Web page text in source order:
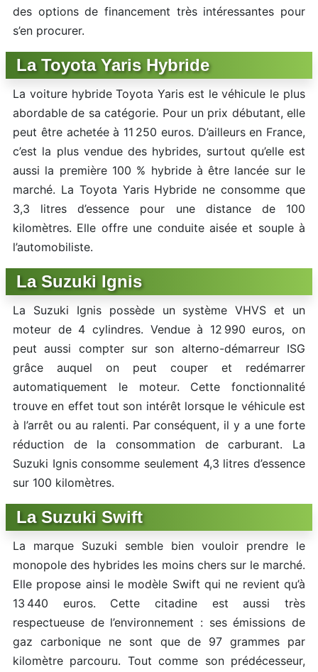
des options de financement très intéressantes pour
s’en procurer.
La Toyota Yaris Hybride
La voiture hybride Toyota Yaris est le véhicule le plus
abordable de sa catégorie. Pour un prix débutant, elle
peut être achetée à 11 250 euros. D’ailleurs en France,
c’est la plus vendue des hybrides, surtout qu’elle est
aussi la première 100 % hybride à être lancée sur le
marché. La Toyota Yaris Hybride ne consomme que
3,3 litres d’essence pour une distance de 100
kilomètres. Elle offre une conduite aisée et souple à
l’automobiliste.
La Suzuki Ignis
La Suzuki Ignis possède un système VHVS et un
moteur de 4 cylindres. Vendue à 12 990 euros, on
peut aussi compter sur son alterno-démarreur ISG
grâce auquel on peut couper et redémarrer
automatiquement le moteur. Cette fonctionnalité
trouve en effet tout son intérêt lorsque le véhicule est
à l’arrêt ou au ralenti. Par conséquent, il y a une forte
réduction de la consommation de carburant. La
Suzuki Ignis consomme seulement 4,3 litres d’essence
sur 100 kilomètres.
La Suzuki Swift
La marque Suzuki semble bien vouloir prendre le
monopole des hybrides les moins chers sur le marché.
Elle propose ainsi le modèle Swift qui ne revient qu’à
13 440 euros. Cette citadine est aussi très
respectueuse de l’environnement : ses émissions de
gaz carbonique ne sont que de 97 grammes par
kilomètre parcouru. Tout comme son prédécesseur,